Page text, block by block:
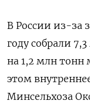
В России из-за
году собрали
на 1,2 млн тонн
этом
Минсельхоза